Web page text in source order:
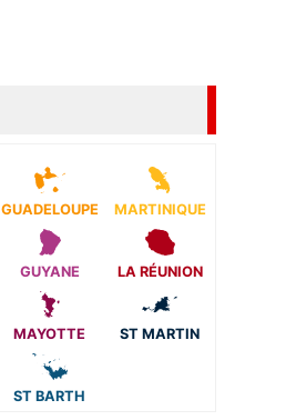
GUADELOUPE MARTINIQUE
GUYANE LA RÉUNION
MAYOTTE ST MARTIN
ST BARTH